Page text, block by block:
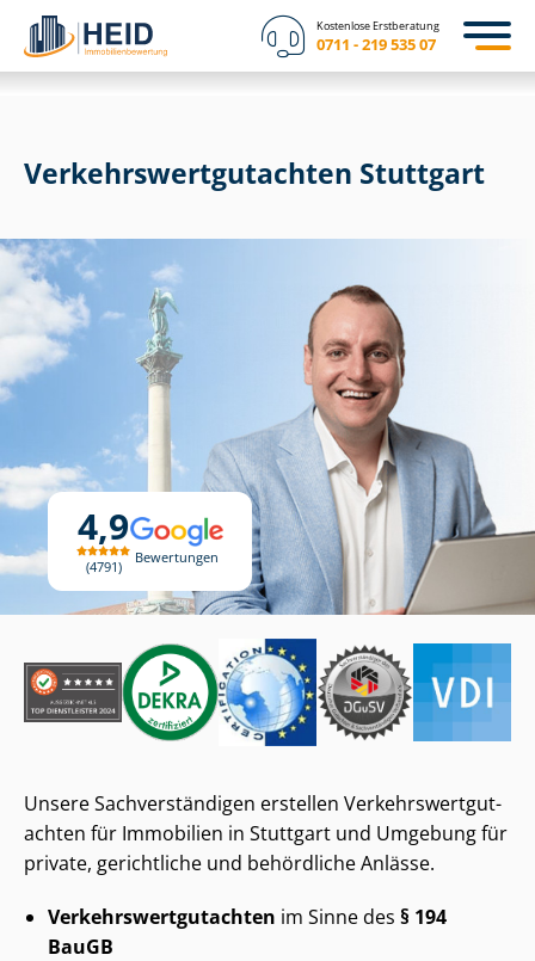
Kostenlose Erstberatung
0711 - 219 535 07
4,9
4791
Bewertungen
Ver­kehrs­wert­gut­ach­ten Stuttgart
Unsere Sach­ver­stän­di­gen erstellen Ver­kehrs­wert­gut­
ach­ten für Immobilien in Stuttgart und Umgebung für
private, gerichtliche und behördliche Anlässe.
Ver­kehrs­wert­gut­ach­ten im Sinne des § 194
BauGB